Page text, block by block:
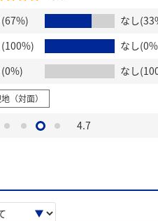
なし
なし
なし
（対面）
4.7